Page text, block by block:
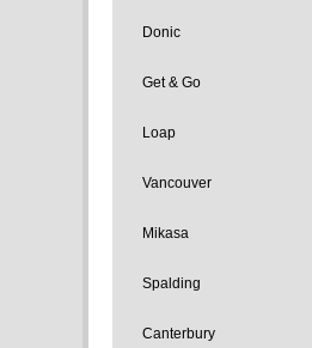
Donic
Get & Go
Loap
Vancouver
Mikasa
Spalding
Canterbury